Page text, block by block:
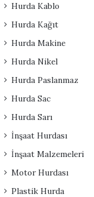
Hurda Kablo
Hurda Kağıt
Hurda Makine
Hurda Nikel
Hurda Paslanmaz
Hurda Sac
Hurda Sarı
İnşaat Hurdası
İnşaat Malzemeleri
Motor Hurdası
Plastik Hurda